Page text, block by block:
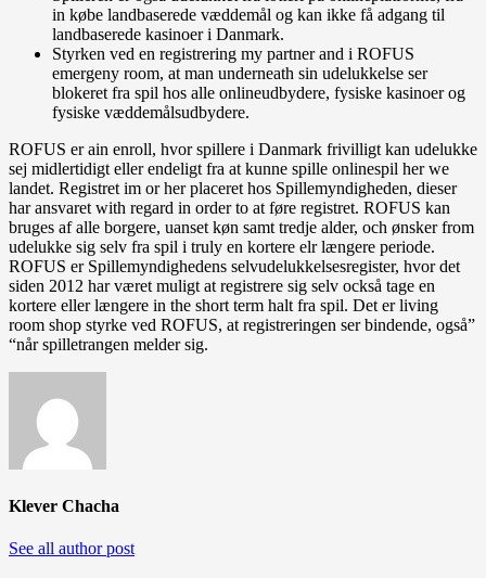
in købe landbaserede væddemål og kan ikke få adgang til
landbaserede kasinoer i Danmark.
Styrken ved en registrering my partner and i ROFUS
emergeny room, at man underneath sin udelukkelse ser
blokeret fra spil hos alle onlineudbydere, fysiske kasinoer og
fysiske væddemålsudbydere.
ROFUS er ain enroll, hvor spillere i Danmark frivilligt kan udelukke
sej midlertidigt eller endeligt fra at kunne spille onlinespil her we
landet. Registret im or her placeret hos Spillemyndigheden, dieser
har ansvaret with regard in order to at føre registret. ROFUS kan
bruges af alle borgere, uanset køn samt tredje alder, och ønsker from
udelukke sig selv fra spil i truly en kortere elr længere periode.
ROFUS er Spillemyndighedens selvudelukkelsesregister, hvor det
siden 2012 har været muligt at registrere sig selv också tage en
kortere eller længere in the short term halt fra spil. Det er living
room shop styrke ved ROFUS, at registreringen ser bindende, også”
“når spilletrangen melder sig.
Klever Chacha
See all author post